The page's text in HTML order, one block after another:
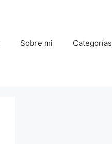
Sobre mi Categorías